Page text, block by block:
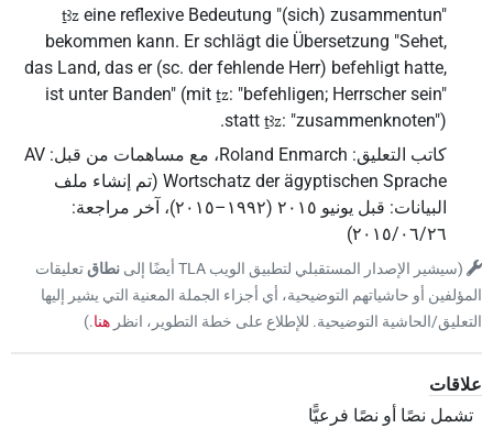
ṯꜣz eine reflexive Bedeutung "(sich) zusammentun"
bekommen kann. Er schlägt die Übersetzung "Sehet,
das Land, das er (sc. der fehlende Herr) befehligt hatte,
ist unter Banden" (mit ṯz: "befehligen; Herrscher sein"
statt ṯꜣz: "zusammenknoten").
كاتب التعليق:
Roland Enmarch، مع مساهمات من قبل:
AV
Wortschatz der ägyptischen Sprache
(تم إنشاء ملف
البيانات: قبل يونيو ۲۰۱٥ (۱۹۹۲–۲۰۱٥) ، آخر مراجعة:
٢٠١٥/٠٦/٢٦)
(سيشير الإصدار المستقبلي لتطبيق الويب ‏TLA‏ أيضًا إلى نطاقتعليقات
المؤلفين أو حاشياتهم التوضيحية، أي أجزاء الجملة المعنية التي يشير إليها
التعليق/الحاشية التوضيحية. للإطلاع على خطة التطوير، انظر هنا‏.
)
علاقات
تشمل نصًا أو نصًا فرعيًّا